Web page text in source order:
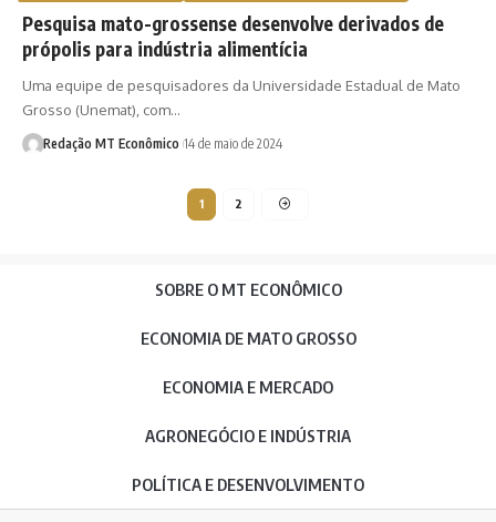
Pesquisa mato-grossense desenvolve derivados de
própolis para indústria alimentícia
Uma equipe de pesquisadores da Universidade Estadual de Mato
Grosso (Unemat), com…
Redação MT Econômico 14 de maio de 2024
1 2
SOBRE O MT ECONÔMICO
ECONOMIA DE MATO GROSSO
ECONOMIA E MERCADO
AGRONEGÓCIO E INDÚSTRIA
POLÍTICA E DESENVOLVIMENTO